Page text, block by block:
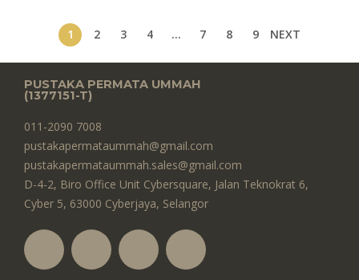
1 2 3 4 … 7 8 9 NEXT
PUSTAKA PERMATA UMMAH
(1377151-T)​
011-2090 7008
pustakapermataummah@gmail.com
pustakapermataummah.sales@gmail.com
D-4-2, Biro Office Unit Cybersquare, Jalan Teknokrat 6,
Cyber 5, 63000 Cyberjaya, Selangor